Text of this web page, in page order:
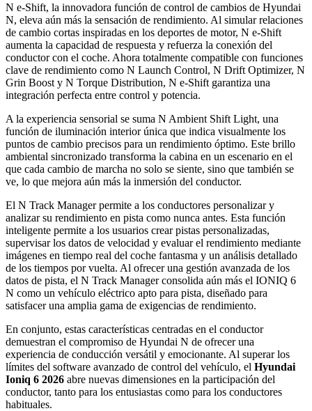
N e-Shift, la innovadora función de control de cambios de Hyundai
N, eleva aún más la sensación de rendimiento. Al simular relaciones
de cambio cortas inspiradas en los deportes de motor, N e-Shift
aumenta la capacidad de respuesta y refuerza la conexión del
conductor con el coche. Ahora totalmente compatible con funciones
clave de rendimiento como N Launch Control, N Drift Optimizer, N
Grin Boost y N Torque Distribution, N e-Shift garantiza una
integración perfecta entre control y potencia.
A la experiencia sensorial se suma N Ambient Shift Light, una
función de iluminación interior única que indica visualmente los
puntos de cambio precisos para un rendimiento óptimo. Este brillo
ambiental sincronizado transforma la cabina en un escenario en el
que cada cambio de marcha no solo se siente, sino que también se
ve, lo que mejora aún más la inmersión del conductor.
El N Track Manager permite a los conductores personalizar y
analizar su rendimiento en pista como nunca antes. Esta función
inteligente permite a los usuarios crear pistas personalizadas,
supervisar los datos de velocidad y evaluar el rendimiento mediante
imágenes en tiempo real del coche fantasma y un análisis detallado
de los tiempos por vuelta. Al ofrecer una gestión avanzada de los
datos de pista, el N Track Manager consolida aún más el IONIQ 6
N como un vehículo eléctrico apto para pista, diseñado para
satisfacer una amplia gama de exigencias de rendimiento.
En conjunto, estas características centradas en el conductor
demuestran el compromiso de Hyundai N de ofrecer una
experiencia de conducción versátil y emocionante. Al superar los
límites del software avanzado de control del vehículo, el Hyundai
Ioniq 6 2026 abre nuevas dimensiones en la participación del
conductor, tanto para los entusiastas como para los conductores
habituales.